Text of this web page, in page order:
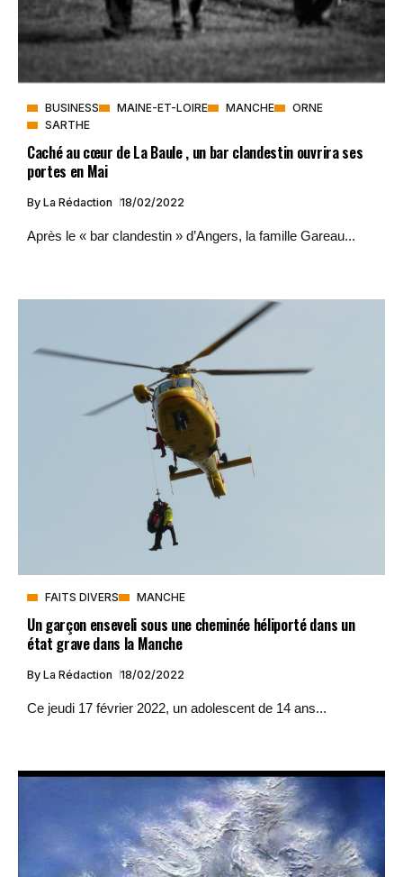
BUSINESS MAINE-ET-LOIRE MANCHE
ORNE
SARTHE
Caché au cœur de La Baule , un bar clandestin ouvrira ses
portes en Mai
By La Rédaction 18/02/2022
Après le « bar clandestin » d’Angers, la famille Gareau...
FAITS DIVERS MANCHE
Un garçon enseveli sous une cheminée héliporté dans un
état grave dans la Manche
By La Rédaction 18/02/2022
Ce jeudi 17 février 2022, un adolescent de 14 ans...